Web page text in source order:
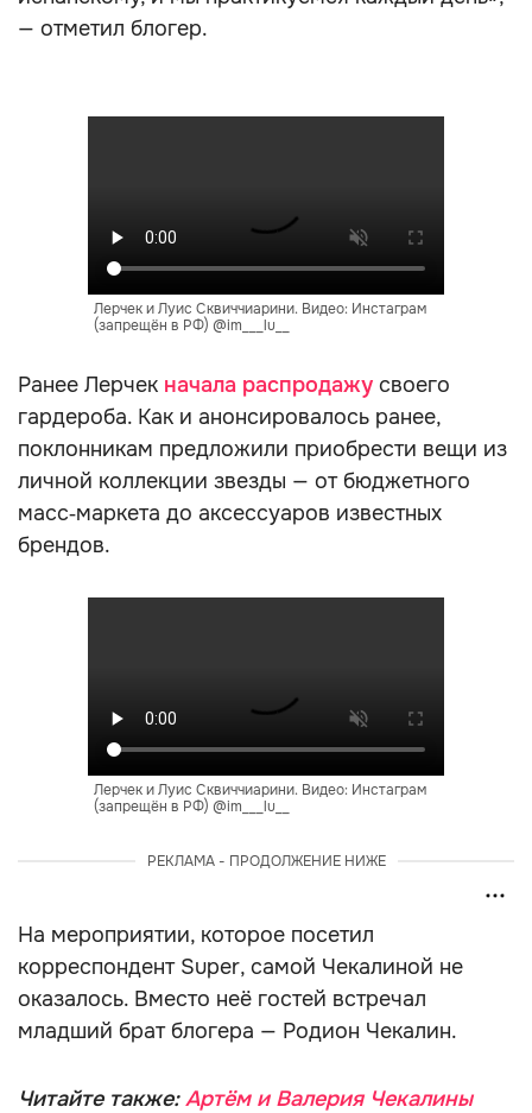
— отметил блогер.
Лерчек и Луис Сквиччиарини. Видео: Инстаграм
(запрещён в РФ) @im___lu__
Ранее Лерчек начала распродажу своего
гардероба. Как и анонсировалось ранее,
поклонникам предложили приобрести вещи из
личной коллекции звезды — от бюджетного
масс‑маркета до аксессуаров известных
брендов.
Лерчек и Луис Сквиччиарини. Видео: Инстаграм
(запрещён в РФ) @im___lu__
РЕКЛАМА - ПРОДОЛЖЕНИЕ НИЖЕ
На мероприятии, которое посетил
корреспондент Super, самой Чекалиной не
оказалось. Вместо неё гостей встречал
младший брат блогера — Родион Чекалин.
Читайте также:Артём и Валерия Чекалины